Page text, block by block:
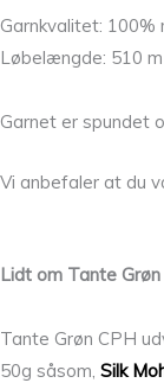
Garnkvalitet: 100%
Løbelængde: 510
Garnet er spundet
Vi anbefaler at du
Lidt om Tante Grøn
Tante Grøn CPH
50g såsom, Silk